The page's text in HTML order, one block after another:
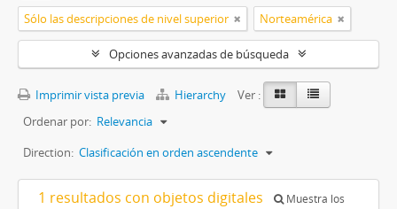
Sólo las descripciones de nivel superior Norteamérica
Opciones avanzadas de búsqueda
Imprimir vista previa Hierarchy
Ver :
Ordenar por: Relevancia
Direction: Clasificación en orden ascendente
1 resultados con objetos digitales
Muestra los